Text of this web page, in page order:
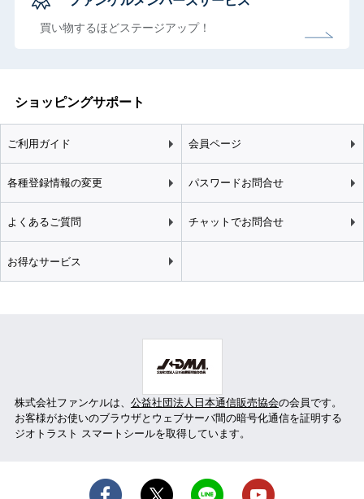
買い物するほどステージアップ！
ショッピングサポート
ご利用ガイド 会員ページ
各種登録情報の変更 パスワードお問合せ
よくあるご質問 チャットでお問合せ
お得なサービス
株式会社ファンケルは、 公益社団法人日本通信販売協会の会員です。
お客様がお使いのブラウザとウェブサーバ間の暗号化通信を証明する
ジオトラスト スマートシールを取得しています。